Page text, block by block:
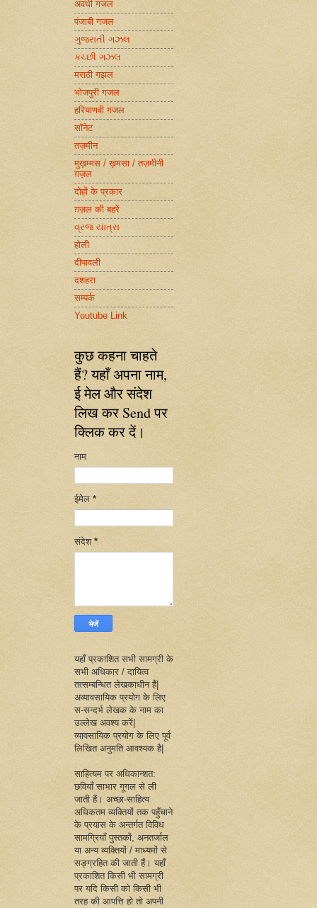
अवधी गजल
पंजाबी गजल
ગુજરાતી ગઝલ
કચ્છી ગઝલ
मराठी गझल
भोजपुरी गजल
हरियाणवी गजल
सॉनेट
तज़मीन
मुख़म्मस / ख़मसा / तज़मीनी
ग़ज़ल
दोहों के प्रकार
ग़ज़ल की बहरें
વ્રજ યાત્રા
होली
दीपावली
दशहरा
सम्पर्क
Youtube Link
कुछ कहना चाहते
हैं? यहाँ अपना नाम,
ई मेल और संदेश
लिख कर Send पर
क्लिक कर दें।
नाम
ईमेल *
संदेश *
यहाँ प्रकाशित सभी सामग्री के
सभी अधिकार / दायित्व
तत्सम्बन्धित लेखकाधीन हैं|
अव्यावसायिक प्रयोग के लिए
स-सन्दर्भ लेखक के नाम का
उल्लेख अवश्य करें|
व्यावसायिक प्रयोग के लिए पूर्व
लिखित अनुमति आवश्यक है|
साहित्यम पर अधिकान्शत:
छवियाँ साभार गूगल से ली
जाती हैं। अच्छा-साहित्य
अधिकतम व्यक्तियों तक पहुँचाने
के प्रयास के अन्तर्गत विविध
सामग्रियाँ पुस्तकों, अनतर्जाल
या अन्य व्यक्तियों / माध्यमों से
सङ्ग्रहित की जाती हैं। यहाँ
प्रकाशित किसी भी सामग्री
पर यदि किसी को किसी भी
तरह की आपत्ति हो तो अपनी